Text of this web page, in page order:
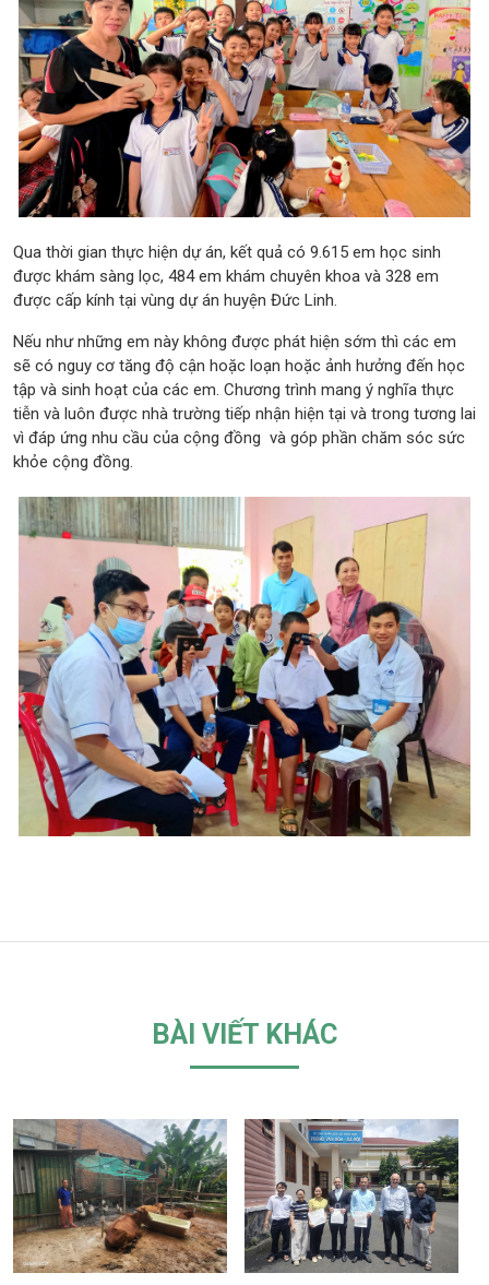
Qua thời gian thực hiện dự án, kết quả có 9.615 em học sinh
được khám sàng lọc, 484 em khám chuyên khoa và 328 em
được cấp kính tại vùng dự án huyện Đức Linh.
Nếu như những em này không được phát hiện sớm thì các em
sẽ có nguy cơ tăng độ cận hoặc loạn hoặc ảnh hưởng đến học
tập và sinh hoạt của các em. Chương trình mang ý nghĩa thực
tiễn và luôn được nhà trường tiếp nhận hiện tại và trong tương lai
vì đáp ứng nhu cầu của cộng đồng và góp phần chăm sóc sức
khỏe cộng đồng.
BÀI VIẾT KHÁC